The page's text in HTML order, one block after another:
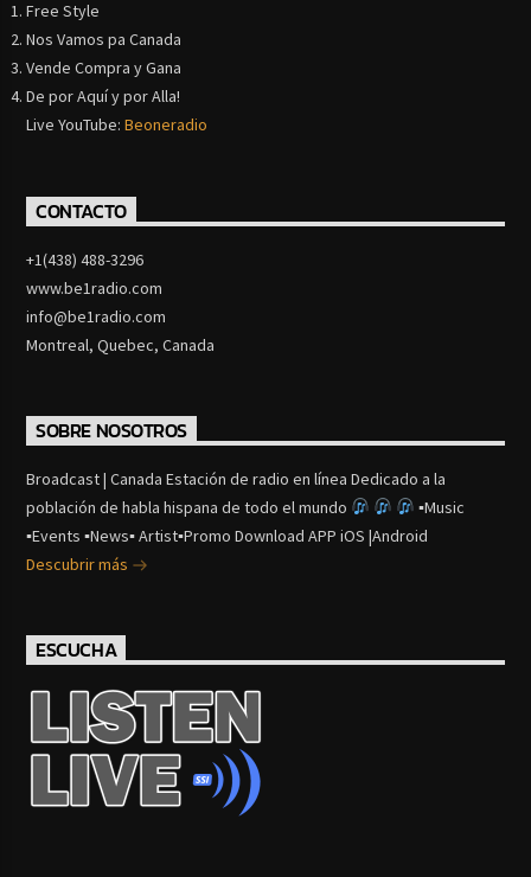
Free Style
Nos Vamos pa Canada
Vende Compra y Gana
De por Aquí y por Alla!
Live YouTube:Beoneradio
CONTACTO
+1(438) 488-3296
www.be1radio.com
info@be1radio.com
Montreal, Quebec, Canada
SOBRE NOSOTROS
Broadcast | Canada Estación de radio en línea Dedicado a la
población de habla hispana de todo el mundo
▪Music
▪Events ▪News▪ Artist▪Promo Download APP iOS |Android
Descubrir más
ESCUCHA